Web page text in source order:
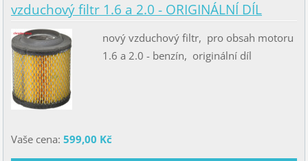
vzduchový filtr 1.6 a 2.0 - ORIGINÁLNÍ DÍL
nový vzduchový filtr, pro obsah motoru
1.6 a 2.0 - benzín, originální díl
Vaše cena: 599,00 Kč